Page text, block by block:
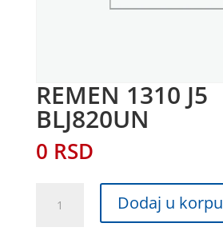
REMEN 1310 J5
BLJ820UN
0 RSD
1310
Dodaj u korpu